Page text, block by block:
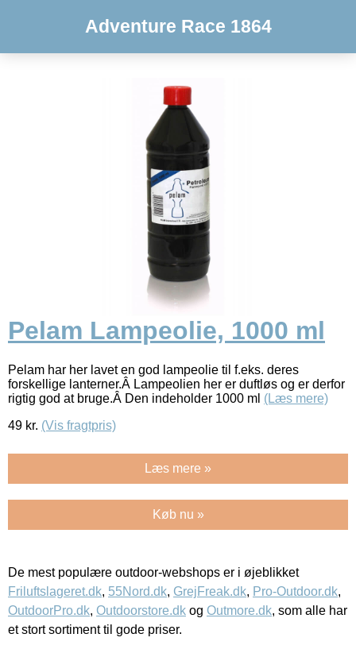
Adventure Race 1864
Pelam Lampeolie, 1000 ml
Pelam har her lavet en god lampeolie til f.eks. deres
forskellige lanterner.Â Lampeolien her er duftløs og er derfor
rigtig god at bruge.Â Den indeholder 1000 ml (Læs mere)
49 kr. (Vis fragtpris)
Læs mere »
Køb nu »
De mest populære outdoor-webshops er i øjeblikket
Friluftslageret.dk, 55Nord.dk, GrejFreak.dk, Pro-Outdoor.dk,
OutdoorPro.dk, Outdoorstore.dk og Outmore.dk, som alle har
et stort sortiment til gode priser.